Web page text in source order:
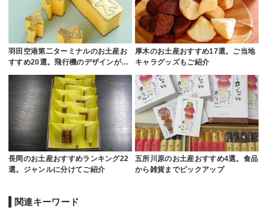
羽田空港第二ターミナルのお土産お
すすめ20選。飛行機のデザインが…
厚木のお土産おすすめ17選。ご当地
キャラグッズもご紹介
長岡のお土産おすすめランキング22
選。ジャンルに分けてご紹介
五所川原のお土産おすすめ4選。食品
から雑貨までピックアップ
関連キーワード